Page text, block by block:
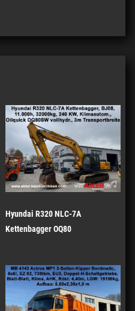
Hyundai R320 NLC-7A
Kettenbagger OQ80